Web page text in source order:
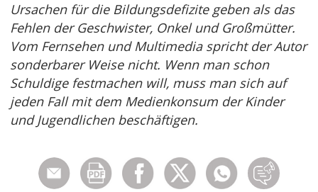
Ursachen für die Bildungsdefizite geben als das
Fehlen der Geschwister, Onkel und Großmütter.
Vom Fernsehen und Multimedia spricht der Autor
sonderbarer Weise nicht. Wenn man schon
Schuldige festmachen will, muss man sich auf
jeden Fall mit dem Medienkonsum der Kinder
und Jugendlichen beschäftigen.